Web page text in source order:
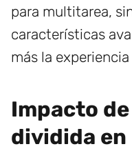
para multitarea,
características
más la
Impacto
dividida en